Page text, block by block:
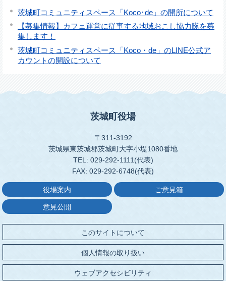
茨城町コミュニティスペース「Koco･de」の開所について
【募集情報】カフェ運営に従事する地域おこし協力隊を募
集します！
茨城町コミュニティスペース「Koco・de」のLINE公式ア
カウントの開設について
茨城町役場
〒311-3192
茨城県東茨城郡茨城町大字小堤1080番地
TEL: 029-292-1111(代表)
FAX: 029-292-6748(代表)
役場案内 ご意見箱
意見公開
このサイトについて
個人情報の取り扱い
ウェブアクセシビリティ